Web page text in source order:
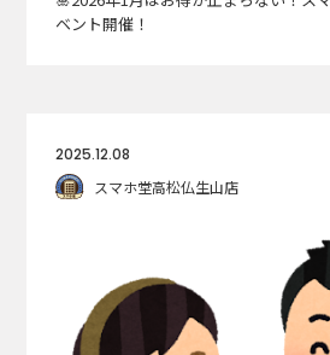
ベント開催！
2025.12.08
スマホ堂高松仏生山店